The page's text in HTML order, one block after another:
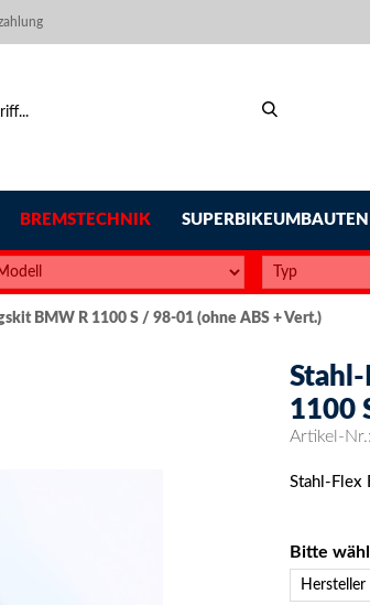
BREMSTECHNIK SUPERBIKEUMBAUTEN
BMW R 1100 S / 98-01 (ohne ABS + Vert.)
1100
Artikel-Nr.:
Stahl-Flex
Bitte